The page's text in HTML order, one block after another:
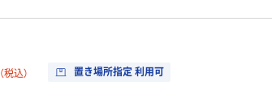
（税込） 置き場所指定 利用可